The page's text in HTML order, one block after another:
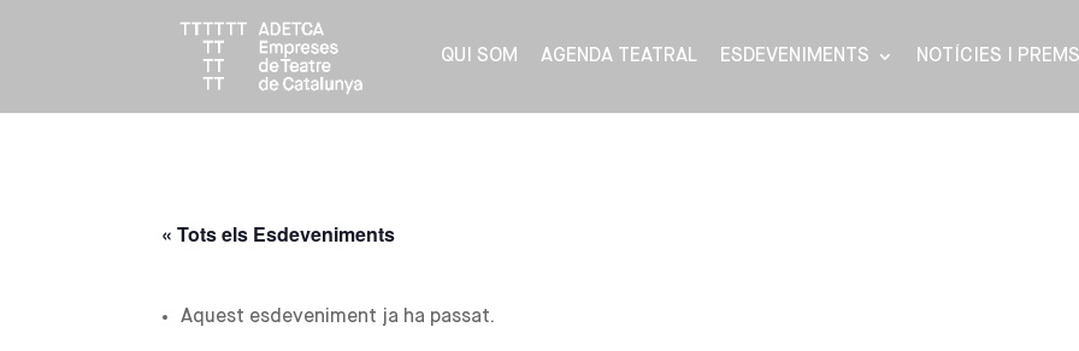
QUI SOM AGENDA TEATRAL ESDEVENIMENTS NOTÍCIES I
« Tots els Esdeveniments
Aquest esdeveniment ja ha passat.